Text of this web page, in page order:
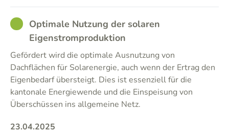
GOODOptimale Nutzung der solaren
Eigenstromproduktion
Gefördert wird die optimale Ausnutzung von
Dachflächen für Solarenergie, auch wenn der Ertrag den
Eigenbedarf übersteigt. Dies ist essenziell für die
kantonale Energiewende und die Einspeisung von
Überschüssen ins allgemeine Netz.
23.04.2025